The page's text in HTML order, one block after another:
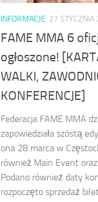
INFORMACJE 27 STYCZNIA
FAME MMA 6
ogłoszone!
WALKI,
KONFERENCJE]
Federacja FAME MMA
zapowiedziała szóstą
ona 28 marca w
również Main Event
Podano również daty
rozpoczęto sprzedaż